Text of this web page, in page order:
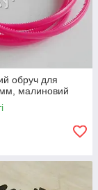
обруч для
малиновий